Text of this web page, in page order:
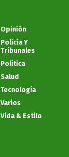
Opinión
Policía Y
Tribunales
Política
Salud
Tecnología
Varios
Vida & Estilo